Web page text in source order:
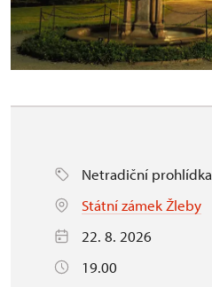
Netradiční prohlídka
Státní zámek Žleby
22. 8. 2026
19.00